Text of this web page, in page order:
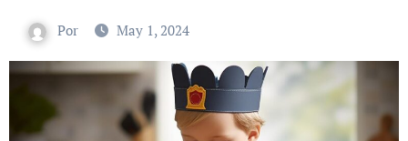
Por May 1, 2024